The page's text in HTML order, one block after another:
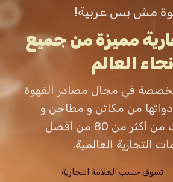
مش بس عربية!
مميزة من جميع
العالم
في مجال مصادر القهوة
من مكائن و مطاحن و
إكسسوارات من أكثر من 80 من أفضل
التجارية العالمية.
تسوق حسب العلامة التجارية